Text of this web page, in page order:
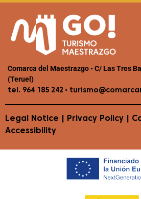
Comarca del Maestrazgo • C/ Las Tres
(Teruel)
tel. 964 185 242 •
Legal Notice Privacy Policy
Accessibility